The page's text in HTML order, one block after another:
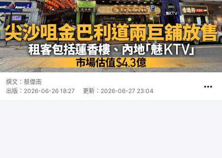
撰文： 蔡偉南
出版： 2026-06-26 18:27 更新： 2026-06-27 23:04